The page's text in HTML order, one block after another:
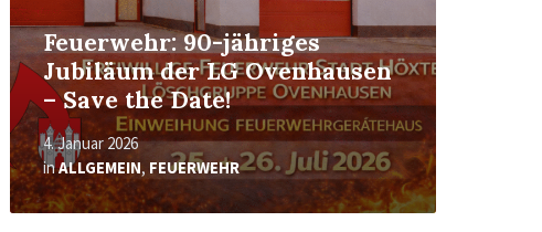
Feuerwehr: 90-jähriges
Jubiläum der LG Ovenhausen
– Save the Date!
4. Januar 2026
inALLGEMEIN, FEUERWEHR